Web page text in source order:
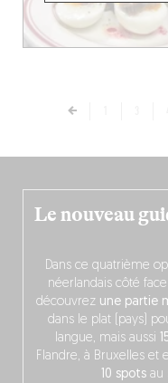
Le nouveau
Dans ce quatrième
néerlandais côté
découvrez une partie
dans le plat (pays)
langue, mais aussi
Flandre, à Bruxelles et
10 spots au